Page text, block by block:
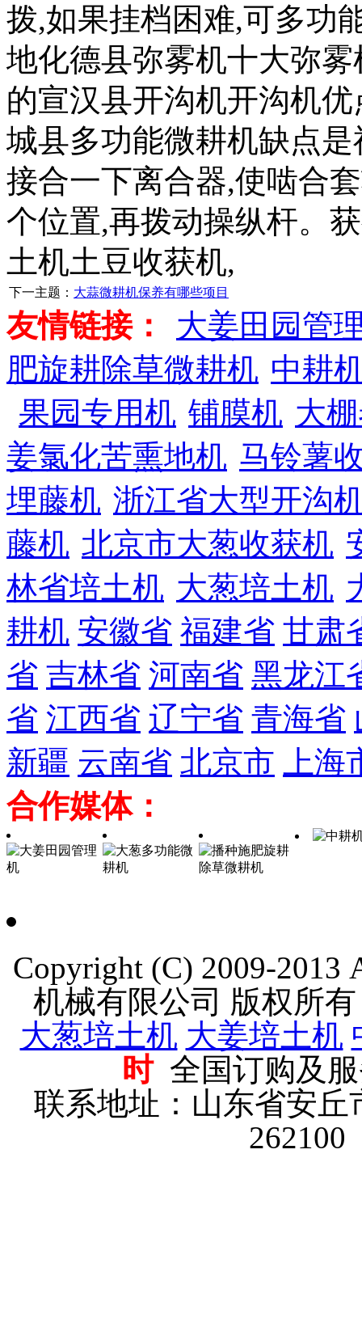
拨,如果挂档困难,可多功
地化德县弥雾机十大弥
的宣汉县开沟机开沟机
城县多功能微耕机缺点
接合一下离合器,使啮合
个位置,再拨动操纵杆。
土机土豆收获机,
下一主题： 大蒜微耕机保养有哪些项目
友情链接：
大姜田园管
肥旋耕除草微耕机 中耕
果园专用机 铺膜机 大
姜氯化苦熏地机 马铃薯
埋藤机 浙江省大型开沟
藤机 北京市大葱收获机
林省培土机 大葱培土机
耕机 安徽省 福建省 甘肃
省 吉林省 河南省 黑龙江
省 江西省 辽宁省 青海省
新疆 云南省 北京市
上海
合作媒体：
Copyright (C) 2009-2013
机械有限公司 版权所
大葱培土机 大姜培土机
时全国订购及服
联系地址：山东省安